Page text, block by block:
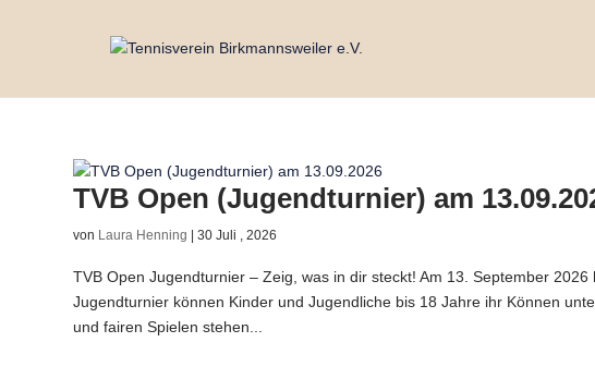
TVB Open (Jugendturnier) am
von Laura Henning |30 Juli , 2026
TVB Open Jugendturnier – Zeig, was in dir steckt! Am 13. September
Jugendturnier können Kinder und Jugendliche bis 18 Jahre ihr Können
und fairen Spielen stehen...